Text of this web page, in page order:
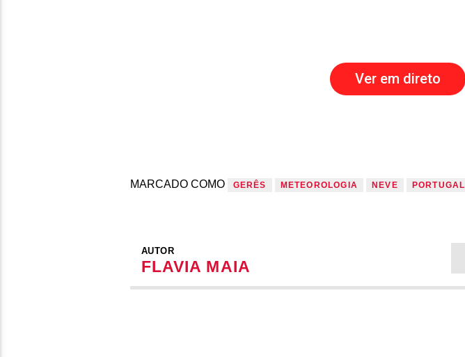
Ver em direto
MARCADO COMO GERÊS METEOROLOGIA NEVE PORTUGAL
AUTOR
FLAVIA MAIA